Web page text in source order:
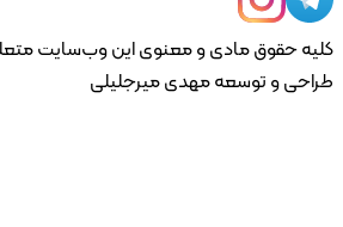
حقوق مادی و معنوی این وب‌سایت متعلق
و توسعه مهدی میرجلیلی